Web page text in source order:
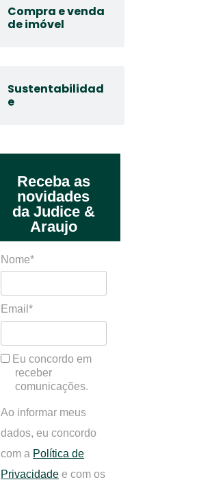
Compra e venda
de imóvel
Sustentabilidad
e
Receba as
novidades
da Judice &
Araujo
Nome*
Email*
Eu concordo em
receber
comunicações.
Ao informar meus
dados, eu concordo
com a Política de
Privacidade e com os